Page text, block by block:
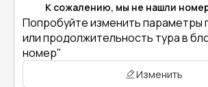
К сожалению, мы не нашли
Попробуйте изменить параметры
или продолжительность тура в
номер"
Изменить